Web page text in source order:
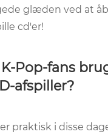
glæden ved at
cd'er!
Pop-fans
afspiller?
praktisk i disse